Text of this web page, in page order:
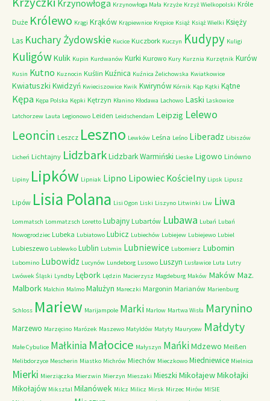
Krzynowłoga Krzynowłoga Mała Krzyże Krzyż Wielkopolski Króle
Duże Królewo Krągi Krąków Krąpiewnice Krępice Książ Książ Wielki Księży
Las Kuchary Żydowskie Kucice Kuczbork Kuczyn Kudypy Kuligi
KuligówKulik Kupin Kurdwanów Kurki Kurowo Kury Kurznia Kurzętnik Kurów
Kusin Kutno Kuznocin Kuślin Kuźnica Kuźnica Żelichowska Kwiatkowice
Kwiatuszki Kwidzyń Kwieciszowice Kwik Kwirynów Kórnik Kąp Kątki Kątne
Kępa Kępa Polska Kępki Kętrzyn Kłanino Kłodawa Lachowo Laski Laskowice
Latchorzew Lauta Legionowo Leiden Leidschendam Leipzig Lelewo
Leoncin Leszcz Leszno Lewków Leśna Leśno Liberadz Libiszów
Licheń Lichtajny LidzbarkLidzbark Warmiński Lieske Ligowo Linówno
Lipiny Lipków Lipniak Lipno Lipowiec Kościelny Lipsk Lipusz
Lipów Lisia Polana Lisi Ogon Liski Liszyno Litwinki Liw Liwa
Lommatsch Lommatzsch Loretto Lubajny Lubartów Lubawa Lubań Lubań
Nowogrodziec Lubeka Lubiatowo Lubicz Lubiechów Lubiejew Lubiejewo Lubiel
Lubieszewo Lublewko Lublin Lubmin Lubniewice Lubomierz Lubomin
Lubomino Lubowidz Lucynów Lundeborg Lusowo Luszyn Lusławice Luta Lutry
Lwówek Śląski Lyndby Lębork Lędzin Macierzysz Magdeburg Maków Maków Maz.
Malbork Malchin Malmo Malużyn Mareczki Margonin Marianów Marienburg
Schloss Mariew Marijampole Marki Marlow Martwa Wisła Marynino
Marzewo Marzęcino Marózek Maszewo Matyldów Matyty Maurycew Małdyty
Małe Cybulice Małkinia Małocice Małyszyn MańkiMdzewo Meißen
Melibdorzyce Mescherin Miastko Michrów Miechów Mieczkowo Miedniewice Mielnica
Mierki Mierziączka Mierzwin Mierzyn Mieszaki Mieszki MikołajewMikołajki
Mikołajów Miksztal Milanówek Milcz Milicz Mirsk Mirzec Mirów MISIE